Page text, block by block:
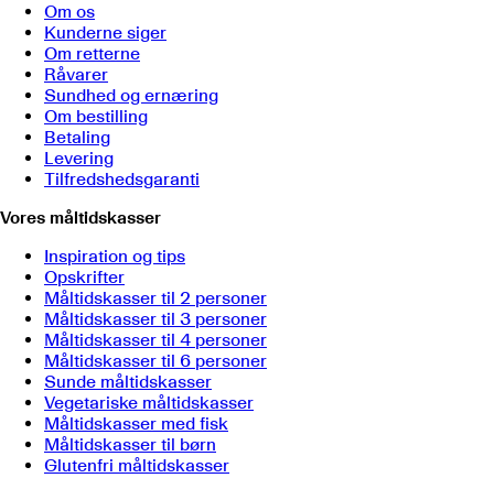
Om os
Kunderne siger
Om retterne
Råvarer
Sundhed og ernæring
Om bestilling
Betaling
Levering
Tilfredshedsgaranti
Vores måltidskasser
Inspiration og tips
Opskrifter
Måltidskasser til 2 personer
Måltidskasser til 3 personer
Måltidskasser til 4 personer
Måltidskasser til 6 personer
Sunde måltidskasser
Vegetariske måltidskasser
Måltidskasser med fisk
Måltidskasser til børn
Glutenfri måltidskasser